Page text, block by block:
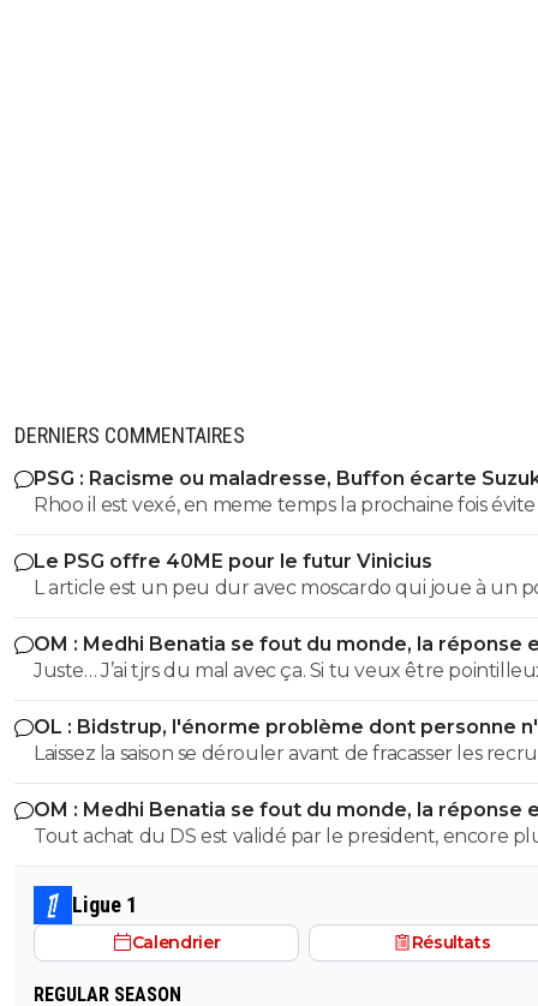
DERNIERS COMMENTAIRES
PSG : Racisme ou maladresse, Buffon écarte
Rhoo il est vexé, en meme temps la prochaine fois
rentrer dans des sujet complexe ou ton niveau de
connaissance ne dépasse pas l'enseignement
veux faire le malin mais tu te retrouves a chaque
commentaire là tête entre le carrelage et ma semelle ..
pauvre guignol
Le PSG offre 40ME pour le futur Vinicius
L article est un peu dur avec moscardo qui joue à un
plus compliqué pour se mettre en valeur surtout
fais face à la concurrence des milieux actuels titulaires,
logique que ce joueur de 20 ans soit prêté pour s
en attendant son tour et prendre du temps de jeu,
il n a pas encore floppé, c est encore trop tôt pour le
déterminer
OM : Medhi Benatia se fout du monde, la réponse
violente
Juste… J’ai tjrs du mal avec ça. Si tu veux être
etc…oui Mais c’est pas eux qui courent (ou pas) sur le
aussi…
OL : Bidstrup, l'énorme problème dont personne
parler
Laissez la saison se dérouler avant de fracasser les
OM : Medhi Benatia se fout du monde, la réponse
violente
Tout achat du DS est validé par le president, encore
quand ce president est la depuis plus de 5ans et que c
qui a signé les accords avec l UEFA. On peut reprocher à
Benatia le choix de certains joueurs, ou certaines
sportif, mais le financier etait du ressort de Longoria.
Ligue 1
Calendrier Résultats
REGULAR SEASON